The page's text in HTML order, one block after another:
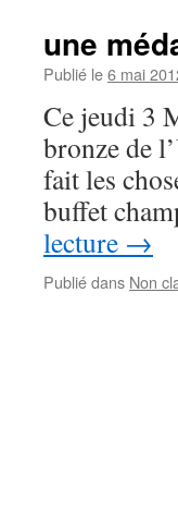
une
Publié le6 mai
Ce jeudi 3
bronze de
fait les
buffet
lecture →
Publié dans Non